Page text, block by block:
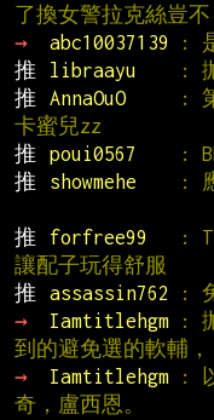
了換女警拉克絲豈不
→
abc10037139 :
推
libraayu :
推
AnnaOuO
:
卡蜜兒zz
推
poui0567 :
推
showmehe
:
推
forfree99
:
讓配子玩得舒服
推
assassin762 :
→
Iamtitlehgm
:
到的避免選的軟輔，
→
Iamtitlehgm
:
奇，盧西恩。